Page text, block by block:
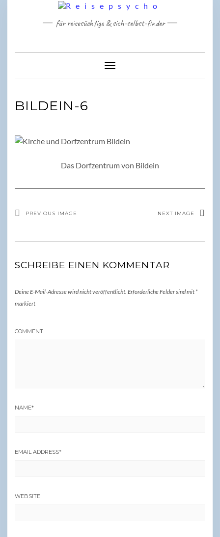
für reisesüchtige & sich-selbst-finder
Toggle Navigation
BILDEIN-6
Das Dorfzentrum von Bildein
PREVIOUS IMAGE NEXT IMAGE
SCHREIBE EINEN KOMMENTAR
Deine E-Mail-Adresse wird nicht veröffentlicht. Erforderliche Felder sind mit *
markiert
COMMENT
NAME*
EMAIL ADDRESS*
WEBSITE